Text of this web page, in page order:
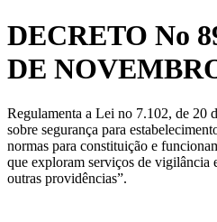
DECRETO No
DE
Regulamenta a Lei no 7.102, de 20
sobre segurança para
normas para constituição e
que exploram serviços de vigilância
outras providências”.